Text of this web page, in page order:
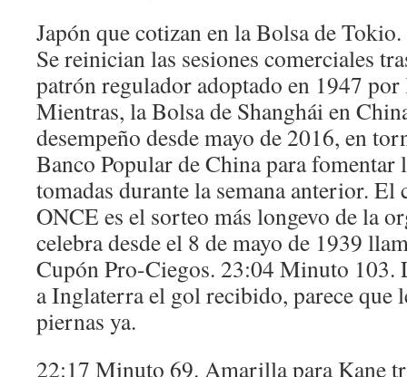
Japón que cotizan en la Bolsa de
Se reinician las sesiones comerciales
patrón regulador adoptado en 1947
Mientras, la Bolsa de Shanghái en
desempeño desde mayo de 2016, en
Banco Popular de China para fomentar
tomadas durante la semana anterior.
ONCE es el sorteo más longevo de la
celebra desde el 8 de mayo de 1939
Cupón Pro-Ciegos. 23:04 Minuto 103.
a Inglaterra el gol recibido, parece que
piernas ya.
22:17 Minuto 69. Amarilla para Kane